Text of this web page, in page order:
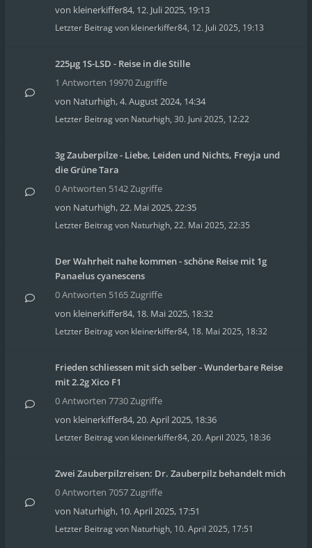
von kleinerkiffer84, 12. Juli 2025, 19:13
Letzter Beitrag von kleinerkiffer84, 12. Juli 2025, 19:13
225µg 1S-LSD - Reise in die Stille
1 Antworten 19970 Zugriffe
von Naturhigh,4. August 2024, 14:34
Letzter Beitrag von Naturhigh, 30. Juni 2025, 12:22
3g Zauberpilze - Liebe, Leiden und Nichts, Freyja und
die Grüne Tara
0 Antworten 5142 Zugriffe
von Naturhigh,22. Mai 2025, 22:35
Letzter Beitrag von Naturhigh, 22. Mai 2025, 22:35
Der Wahrheit nahe kommen - schöne Reise mit 1g
Panaelus cyanescens
0 Antworten 5165 Zugriffe
von kleinerkiffer84, 18. Mai 2025, 18:32
Letzter Beitrag von kleinerkiffer84, 18. Mai 2025, 18:32
Frieden schliessen mit sich selber - Wunderbare Reise
mit 2.2g Xico F1
0 Antworten 7730 Zugriffe
von kleinerkiffer84,20. April 2025, 18:36
Letzter Beitrag von kleinerkiffer84, 20. April 2025, 18:36
Zwei Zauberpilzreisen: Dr. Zauberpilz behandelt mich
0 Antworten 7057 Zugriffe
von Naturhigh, 10. April 2025, 17:51
Letzter Beitrag von Naturhigh, 10. April 2025, 17:51